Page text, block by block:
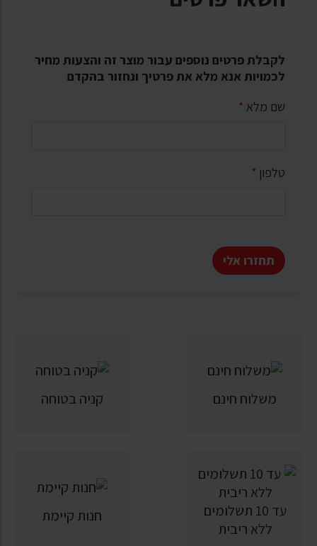
לקבלת פרטים נוספים עבור מוצר זה והצעות מחיר
לכמויות אנא מלא את פרטיך ונחזור בהקדם
שם מלא *
טלפון *
תחזרו אלי
משלוח חינם קניה בטוחה
עד 10 תשלומים
ללא ריבית
חנות קיימת